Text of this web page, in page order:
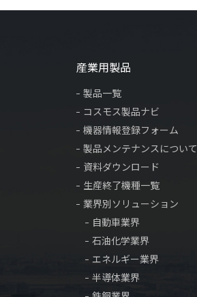
産業用製品
製品一覧
コスモス製品ナビ
機器情報登録フォーム
製品メンテナンスについて
資料ダウンロード
生産終了機種一覧
業界別ソリューション
自動車業界
石油化学業界
エネルギー業界
半導体業界